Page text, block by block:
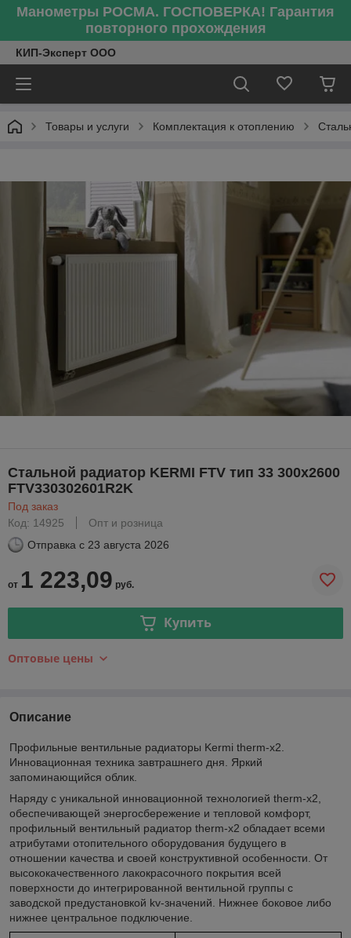
Манометры РОСМА. ГОСПОВЕРКА! Гарантия
повторного прохождения
КИП-Эксперт ООО
Товары и услуги Комплектация к отоплению
Стальной радиатор KERMI FTV тип 33 300х2600
FTV330302601R2K
Под заказ
Код: 14925
Опт и розница
Отправка с 23 августа 2026
от 1 223,09 руб.
Купить
Оптовые цены
Описание
Профильные вентильные радиаторы Kermi therm-x2.
Инновационная техника завтрашнего дня. Яркий
запоминающийся облик.
Наряду с уникальной инновационной технологией therm-x2,
обеспечивающей энергосбережение и тепловой комфорт,
профильный вентильный радиатор therm-x2 обладает всеми
атрибутами отопительного оборудования будущего в
отношении качества и своей конструктивной особенности. От
высококачественного лакокрасочного покрытия всей
поверхности до интегрированной вентильной группы с
заводской предустановкой kv-значений. Нижнее боковое либо
нижнее центральное подключение.